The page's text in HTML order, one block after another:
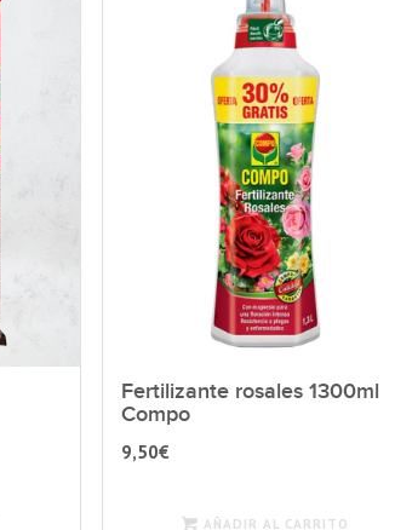
Fertilizante rosales 1300ml
Compo
9,50€
AÑADIR AL CARRITO